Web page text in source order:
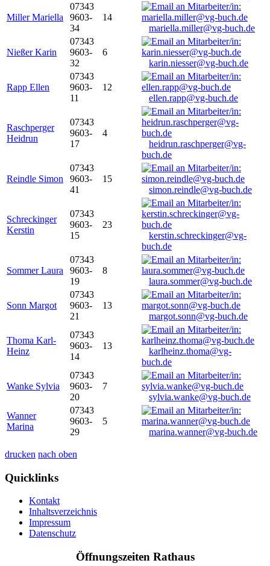
Miller Mariella
07343
9603-
34
14
mariella.miller@vg-buch.de
Nießer Karin
07343
9603-
32
6
karin.niesser@vg-buch.de
Rapp Ellen
07343
9603-
11
12
ellen.rapp@vg-buch.de
Raschperger
Heidrun
07343
9603-
17
4
heidrun.raschperger@vg-
buch.de
Reindle Simon
07343
9603-
41
15
simon.reindle@vg-buch.de
Schreckinger
Kerstin
07343
9603-
15
23
kerstin.schreckinger@vg-
buch.de
Sommer Laura
07343
9603-
19
8
laura.sommer@vg-buch.de
Sonn Margot
07343
9603-
21
13
margot.sonn@vg-buch.de
Thoma Karl-
Heinz
07343
9603-
14
13
karlheinz.thoma@vg-
buch.de
Wanke Sylvia
07343
9603-
20
7
sylvia.wanke@vg-buch.de
Wanner
Marina
07343
9603-
29
5
marina.wanner@vg-buch.de
drucken nach oben
Quicklinks
Kontakt
Inhaltsverzeichnis
Impressum
Datenschutz
Öffnungszeiten Rathaus